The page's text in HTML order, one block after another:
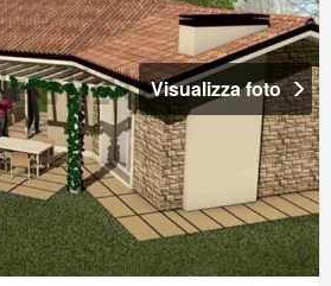
Visualizza foto